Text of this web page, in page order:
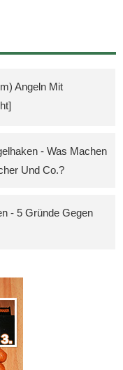
Angeln Mit
- Was Machen
Und Co.?
- 5 Gründe Gegen